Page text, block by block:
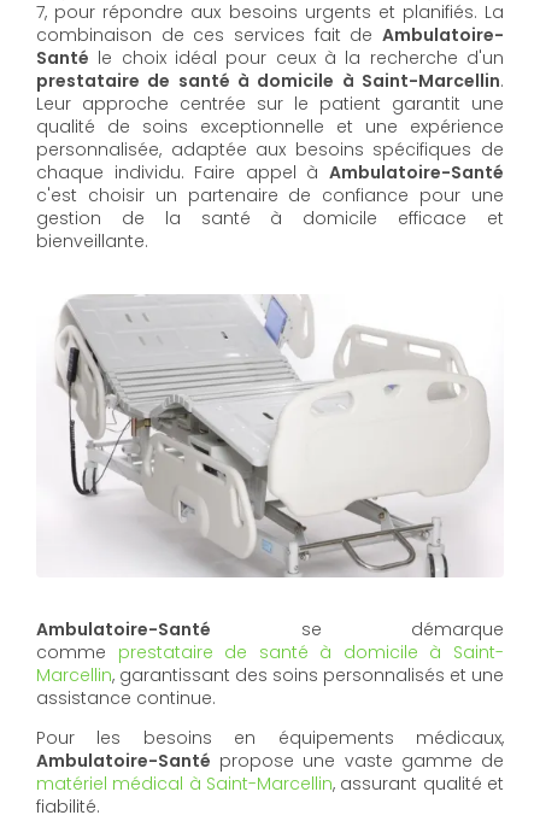
7, pour répondre aux besoins urgents et planifiés. La
combinaison de ces services fait de Ambulatoire-
Santé le choix idéal pour ceux à la recherche d'un
prestataire de santé à domicile à Saint-Marcellin.
Leur approche centrée sur le patient garantit une
qualité de soins exceptionnelle et une expérience
personnalisée, adaptée aux besoins spécifiques de
chaque individu. Faire appel à Ambulatoire-Santé
c'est choisir un partenaire de confiance pour une
gestion de la santé à domicile efficace et
bienveillante.
Ambulatoire-Santé se démarque
comme prestataire de santé à domicile à Saint-
Marcellin, garantissant des soins personnalisés et une
assistance continue.
Pour les besoins en équipements médicaux,
Ambulatoire-Santé propose une vaste gamme de
matériel médical à Saint-Marcellin, assurant qualité et
fiabilité.